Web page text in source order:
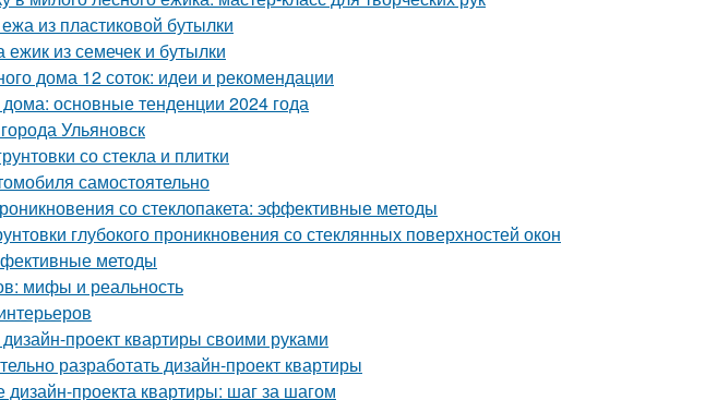
из пластиковой бутылки
из семечек и бутылки
дома 12 соток: идеи и рекомендации
основные тенденции 2024 года
Ульяновск
со стекла и плитки
самостоятельно
со стеклопакета: эффективные методы
глубокого проникновения со стеклянных поверхностей окон
методы
мифы и реальность
проект квартиры своими руками
разработать дизайн-проект квартиры
дизайн-проекта квартиры: шаг за шагом